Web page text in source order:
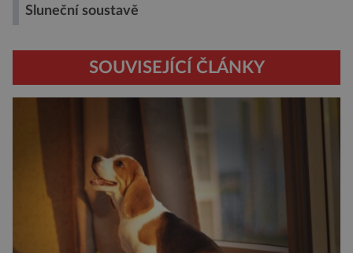
Sluneční soustavě
SOUVISEJÍCÍ ČLÁNKY